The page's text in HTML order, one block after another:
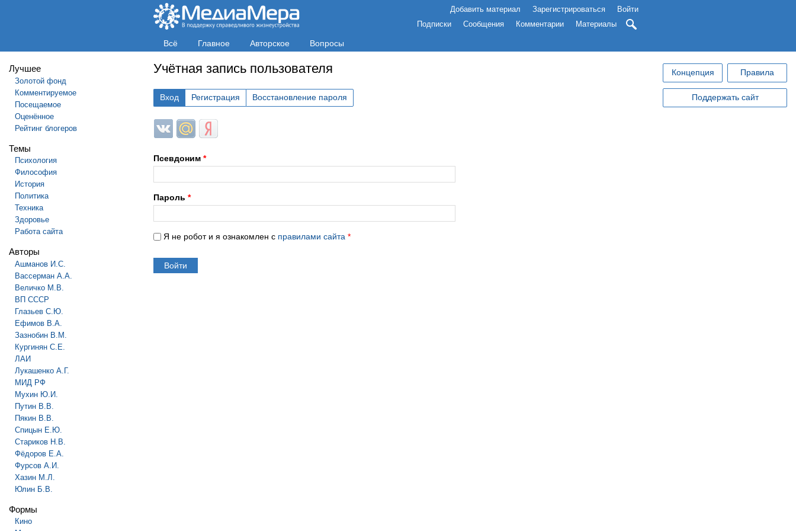
Добавить материал Зарегистрироваться
Войти
Подписки
Сообщения Комментарии Материалы
Всё Главное Авторское Вопросы
Лучшее
Золотой фонд
Комментируемое
Посещаемое
Оценённое
Рейтинг блогеров
Темы
Психология
Философия
История
Политика
Техника
Здоровье
Работа сайта
Авторы
Ашманов И.С.
Вассерман А.А.
Величко М.В.
ВП СССР
Глазьев С.Ю.
Ефимов В.А.
Зазнобин В.М.
Кургинян С.Е.
ЛАИ
Лукашенко А.Г.
МИД РФ
Мухин Ю.И.
Путин В.В.
Пякин В.В.
Спицын Е.Ю.
Стариков Н.В.
Фёдоров Е.А.
Фурсов А.И.
Хазин М.Л.
Юлин Б.В.
Формы
Кино
Учётная запись пользователя
Вход Регистрация Восстановление пароля
Login with ВКонтакте
Login with Mail.ru
Login with Яндекс
Псевдоним *
Пароль *
Я не робот и я ознакомлен с правилами сайта *
Концепция Правила
Поддержать сайт